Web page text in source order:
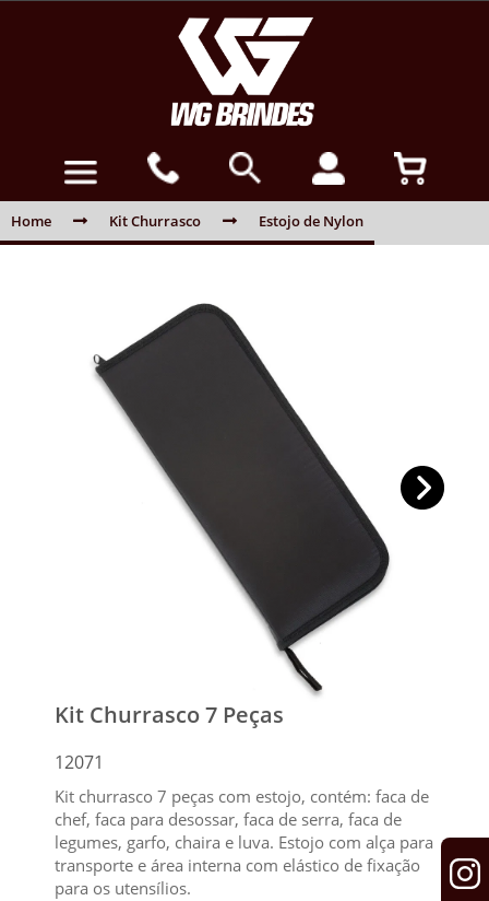
Home Kit Churrasco Estojo de Nylon
Kit Churrasco 7 Peças
12071
Kit churrasco 7 peças com estojo, contém: faca de
chef, faca para desossar, faca de serra, faca de
legumes, garfo, chaira e luva. Estojo com alça para
transporte e área interna com elástico de fixação
para os utensílios.